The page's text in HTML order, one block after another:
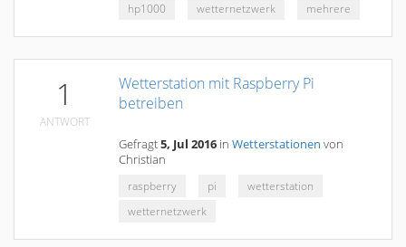
hp1000
wetternetzwerk mehrere
1
ANTWORT
Wetterstation mit Raspberry Pi
betreiben
Gefragt5, Jul 2016 in Wetterstationen von
Christian
raspberry
pi
wetterstation
wetternetzwerk